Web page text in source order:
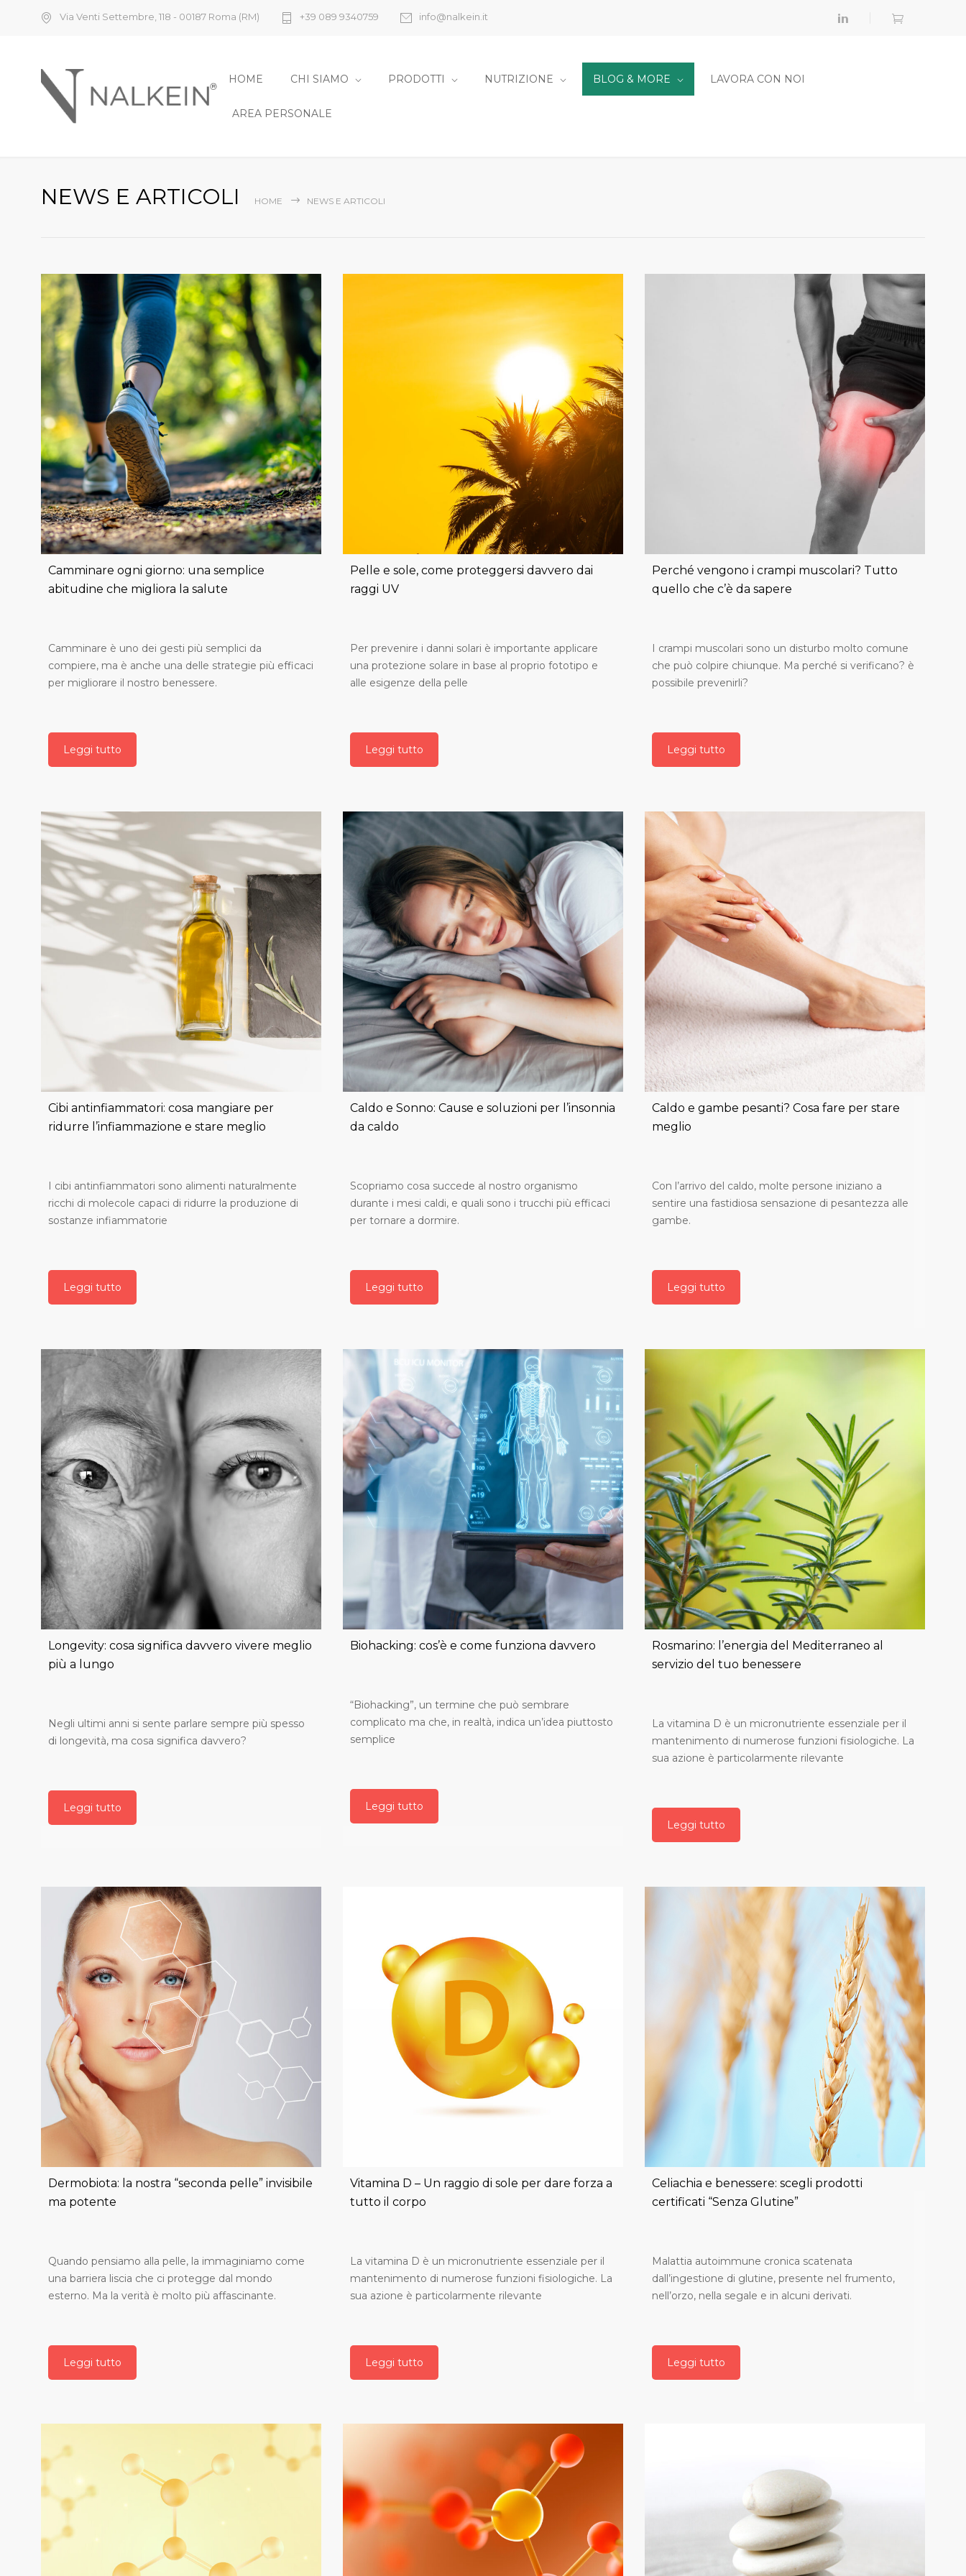
Via Venti Settembre, 118 - 00187 Roma (RM) +39 089 9340759 info@nalkein.it
HOME CHI SIAMO PRODOTTI NUTRIZIONE BLOG & MORE LAVORA CON NOI
AREA PERSONALE
NEWS E ARTICOLI HOME NEWS E ARTICOLI
Camminare ogni giorno: una semplice
abitudine che migliora la salute
Camminare è uno dei gesti più semplici da
compiere, ma è anche una delle strategie più efficaci
per migliorare il nostro benessere.
Leggi tutto
Pelle e sole, come proteggersi davvero dai
raggi UV
Per prevenire i danni solari è importante applicare
una protezione solare in base al proprio fototipo e
alle esigenze della pelle
Leggi tutto
Perché vengono i crampi muscolari? Tutto
quello che c’è da sapere
I crampi muscolari sono un disturbo molto comune
che può colpire chiunque. Ma perché si verificano? è
possibile prevenirli?
Leggi tutto
Cibi antinfiammatori: cosa mangiare per
ridurre l’infiammazione e stare meglio
I cibi antinfiammatori sono alimenti naturalmente
ricchi di molecole capaci di ridurre la produzione di
sostanze infiammatorie
Leggi tutto
Caldo e Sonno: Cause e soluzioni per l’insonnia
da caldo
Scopriamo cosa succede al nostro organismo
durante i mesi caldi, e quali sono i trucchi più efficaci
per tornare a dormire.
Leggi tutto
Caldo e gambe pesanti? Cosa fare per stare
meglio
Con l’arrivo del caldo, molte persone iniziano a
sentire una fastidiosa sensazione di pesantezza alle
gambe.
Leggi tutto
Longevity: cosa significa davvero vivere meglio
più a lungo
Negli ultimi anni si sente parlare sempre più spesso
di longevità, ma cosa significa davvero?
Leggi tutto
Biohacking: cos’è e come funziona davvero
“Biohacking”, un termine che può sembrare
complicato ma che, in realtà, indica un’idea piuttosto
semplice
Leggi tutto
Rosmarino: l’energia del Mediterraneo al
servizio del tuo benessere
La vitamina D è un micronutriente essenziale per il
mantenimento di numerose funzioni fisiologiche. La
sua azione è particolarmente rilevante
Leggi tutto
Dermobiota: la nostra “seconda pelle” invisibile
ma potente
Quando pensiamo alla pelle, la immaginiamo come
una barriera liscia che ci protegge dal mondo
esterno. Ma la verità è molto più affascinante.
Leggi tutto
Vitamina D – Un raggio di sole per dare forza a
tutto il corpo
La vitamina D è un micronutriente essenziale per il
mantenimento di numerose funzioni fisiologiche. La
sua azione è particolarmente rilevante
Leggi tutto
Celiachia e benessere: scegli prodotti
certificati “Senza Glutine”
Malattia autoimmune cronica scatenata
dall’ingestione di glutine, presente nel frumento,
nell’orzo, nella segale e in alcuni derivati.
Leggi tutto